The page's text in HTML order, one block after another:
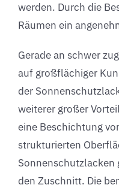
werden. Durch die
Räumen ein
Gerade an schwer
auf großflächiger
der
weiterer großer
eine Beschichtung
strukturierten
Sonnenschutzlacken
den Zuschnitt. Die